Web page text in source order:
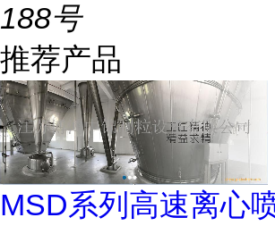
188号
推荐产品
MSD系列高速离心